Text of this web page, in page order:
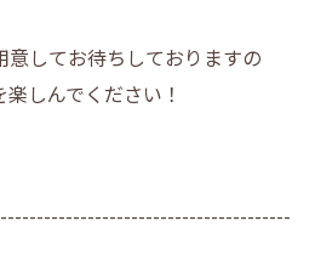
してお待ちしておりますの
しんでください！